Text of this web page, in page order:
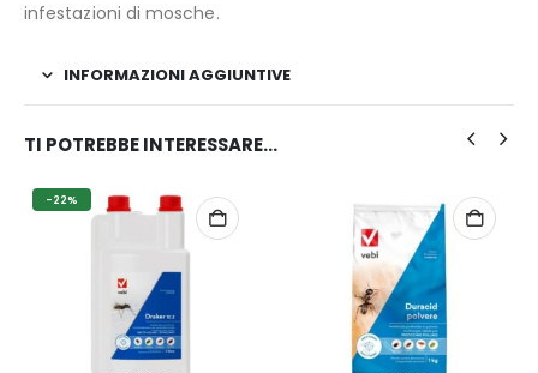
infestazioni di mosche.
INFORMAZIONI AGGIUNTIVE
TI POTREBBE INTERESSARE…
-22%